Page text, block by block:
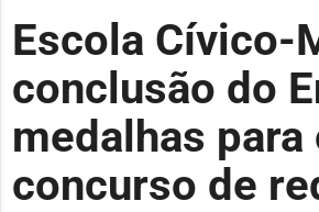
Escola Cívico-
conclusão do
medalhas
concurso de